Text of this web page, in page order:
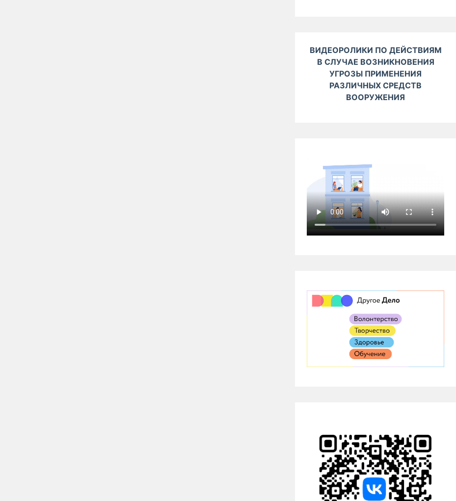
ВИДЕОРОЛИКИ ПО ДЕЙСТВИЯМ
В СЛУЧАЕ ВОЗНИКНОВЕНИЯ
УГРОЗЫ ПРИМЕНЕНИЯ
РАЗЛИЧНЫХ СРЕДСТВ
ВООРУЖЕНИЯ